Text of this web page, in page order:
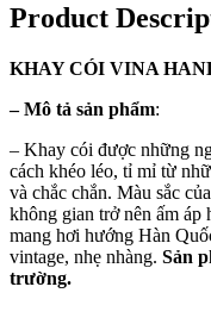
Product
KHAYCÓI VINA
–Mô tả sản phẩm:
– Khay cói được những
cách khéo léo, tỉ mỉ từ
và chắc chắn. Màu sắc
không gian trở nên ấm
mang hơi hướng Hàn
vintage, nhẹ nhàng. Sản
trường.